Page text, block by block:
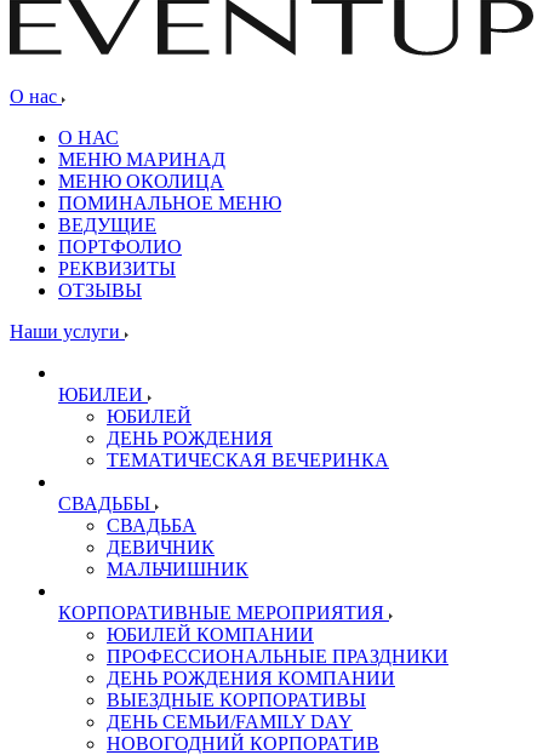
О нас
О НАС
МЕНЮ МАРИНАД
МЕНЮ ОКОЛИЦА
ПОМИНАЛЬНОЕ МЕНЮ
ВЕДУЩИЕ
ПОРТФОЛИО
РЕКВИЗИТЫ
ОТЗЫВЫ
Наши услуги
ЮБИЛЕИ
ЮБИЛЕЙ
ДЕНЬ РОЖДЕНИЯ
ТЕМАТИЧЕСКАЯ ВЕЧЕРИНКА
СВАДЬБЫ
СВАДЬБА
ДЕВИЧНИК
МАЛЬЧИШНИК
КОРПОРАТИВНЫЕ МЕРОПРИЯТИЯ
ЮБИЛЕЙ КОМПАНИИ
ПРОФЕССИОНАЛЬНЫЕ ПРАЗДНИКИ
ДЕНЬ РОЖДЕНИЯ КОМПАНИИ
ВЫЕЗДНЫЕ КОРПОРАТИВЫ
ДЕНЬ СЕМЬИ/FAMILY DAY
НОВОГОДНИЙ КОРПОРАТИВ